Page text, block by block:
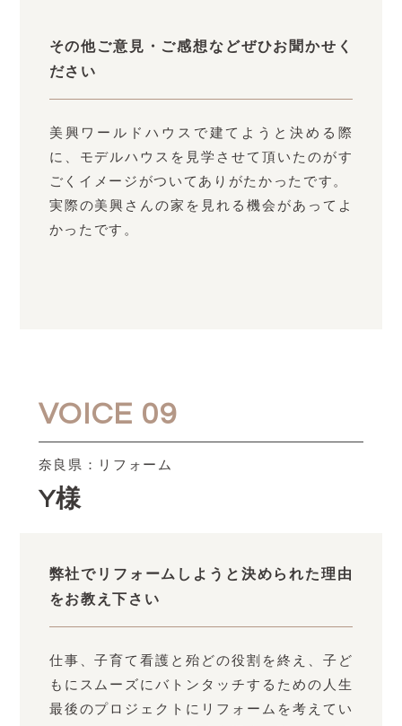
その他ご意見・ご感想などぜひお聞かせく
ださい
美興ワールドハウスで建てようと決める際
に、モデルハウスを見学させて頂いたのがす
ごくイメージがついてありがたかったです。
実際の美興さんの家を見れる機会があってよ
かったです。
VOICE 09
奈良県：リフォーム
Y様
弊社でリフォームしようと決められた理由
をお教え下さい
仕事、子育て看護と殆どの役割を終え、子ど
もにスムーズにバトンタッチするための人生
最後のプロジェクトにリフォームを考えてい